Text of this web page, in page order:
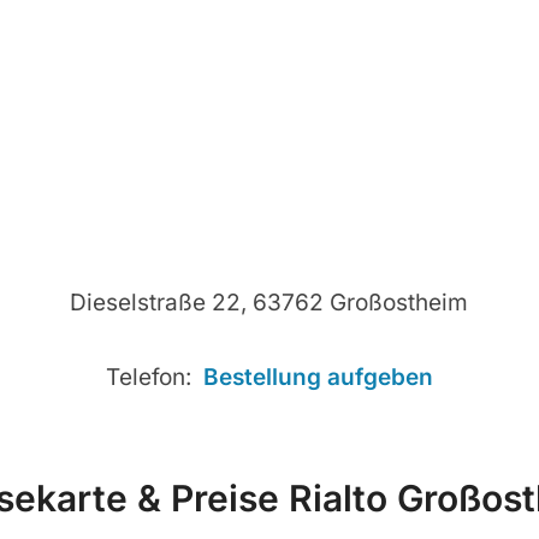
Dieselstraße 22, 63762 Großostheim
Telefon: Bestellung aufgeben
& Preise Rialto